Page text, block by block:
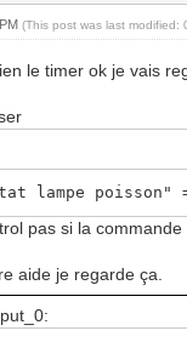
(This post was last
le timer ok je vais
lampe poisson"
pas si la
aide je regarde ça.